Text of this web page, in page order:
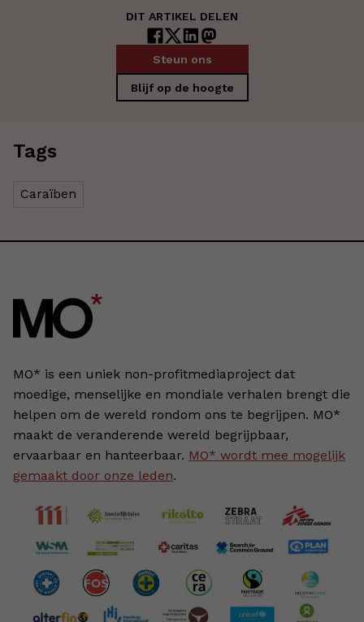
DIT ARTIKEL DELEN
Steun ons
Blijf op de hoogte
Tags
Caraïben
MO* is een uniek non-profitmediaproject dat
moedige, menselijke en mondiale verhalen brengt die
helpen om de wereld rondom ons te begrijpen. MO*
maakt de veranderende wereld begrijpbaar,
ervaarbaar en hanteerbaar. MO* wordt mee mogelijk
gemaakt door onze leden.